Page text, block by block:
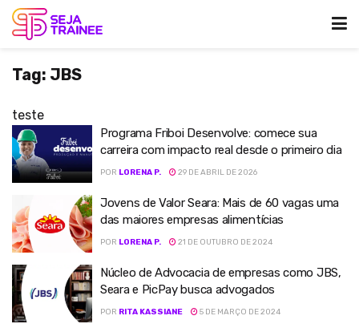
Tag: JBS
teste
Programa Friboi Desenvolve: comece sua
carreira com impacto real desde o primeiro dia
POR LORENA P. 29 DE ABRIL DE 2026
Jovens de Valor Seara: Mais de 60 vagas uma
das maiores empresas alimentícias
POR LORENA P. 21 DE OUTUBRO DE 2024
Núcleo de Advocacia de empresas como JBS,
Seara e PicPay busca advogados
POR RITA KASSIANE 5 DE MARÇO DE 2024